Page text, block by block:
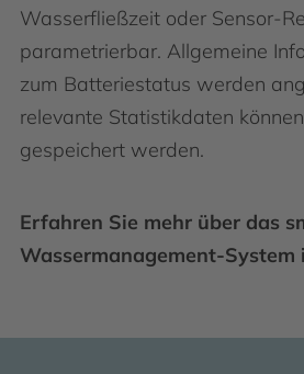
Wasserfließzeit oder Sensor-
parametrierbar. Allgemeine
zum Batteriestatus werden
relevante Statistikdaten
gespeichert werden.
Erfahren Sie mehr über das
Wassermanagement-System